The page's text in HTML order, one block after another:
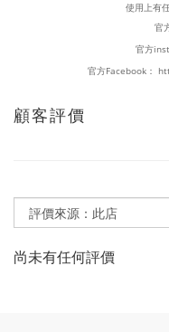
使用上有
官
官方
官方Facebook：
顧客評價
尚未有任何評價